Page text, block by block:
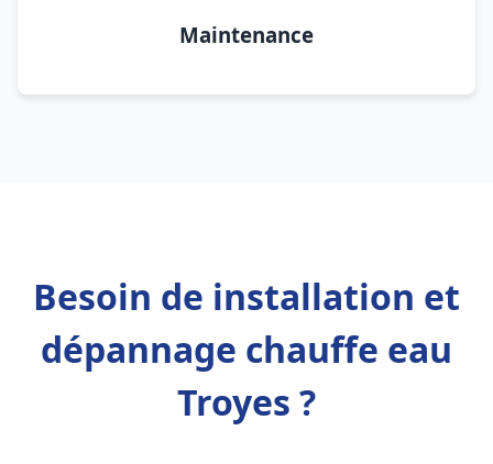
Maintenance
Besoin de installation et
dépannage chauffe eau
Troyes ?